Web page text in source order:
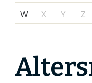
W
X Y Z